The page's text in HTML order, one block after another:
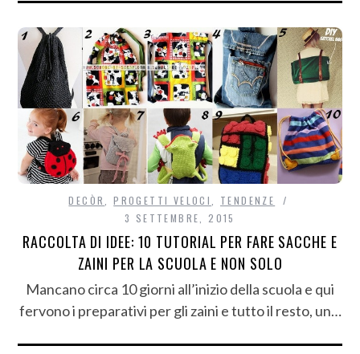
DECÒR ,PROGETTI VELOCI
TENDENZE
3 SETTEMBRE, 2015
RACCOLTA DI IDEE: 10 TUTORIAL PER FARE SACCHE E
ZAINI PER LA SCUOLA E NON SOLO
Mancano circa 10 giorni all’inizio della scuola e qui
fervono i preparativi per gli zaini e tutto il resto, un…